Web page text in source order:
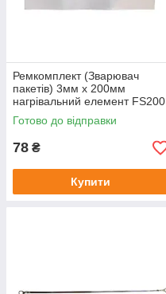
Ремкомплект (Зварювач
пакетів) 3мм x 200мм
нагрівальний елемент FS200
PFS200 SF200 PSF200
пайовик
Готово до відправки
78 ₴
Купити